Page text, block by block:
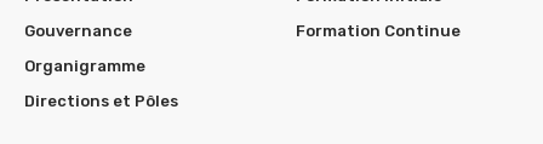
Gouvernance
Organigramme
Directions et Pôles
Formation Continue